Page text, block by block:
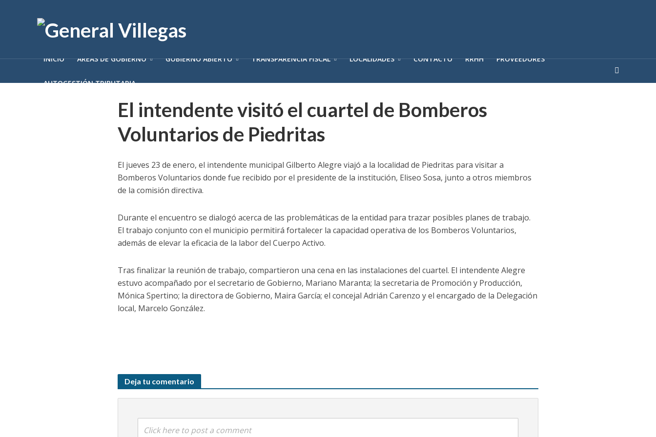
INICIO ÁREAS DE GOBIERNO GOBIERNO ABIERTO TRANSPARENCIA FISCAL LOCALIDADES CONTACTO RRHH PROVEEDORES
AUTOGESTIÓN TRIBUTARIA
El intendente visitó el cuartel de Bomberos
Voluntarios de Piedritas
El jueves 23 de enero, el intendente municipal Gilberto Alegre viajó a la localidad de Piedritas para visitar a
Bomberos Voluntarios donde fue recibido por el presidente de la institución, Eliseo Sosa, junto a otros miembros
de la comisión directiva.
Durante el encuentro se dialogó acerca de las problemáticas de la entidad para trazar posibles planes de trabajo.
El trabajo conjunto con el municipio permitirá fortalecer la capacidad operativa de los Bomberos Voluntarios,
además de elevar la eficacia de la labor del Cuerpo Activo.
Tras finalizar la reunión de trabajo, compartieron una cena en las instalaciones del cuartel. El intendente Alegre
estuvo acompañado por el secretario de Gobierno, Mariano Maranta; la secretaria de Promoción y Producción,
Mónica Spertino; la directora de Gobierno, Maira García; el concejal Adrián Carenzo y el encargado de la Delegación
local, Marcelo González.
Deja tu comentario
Click here to post a comment